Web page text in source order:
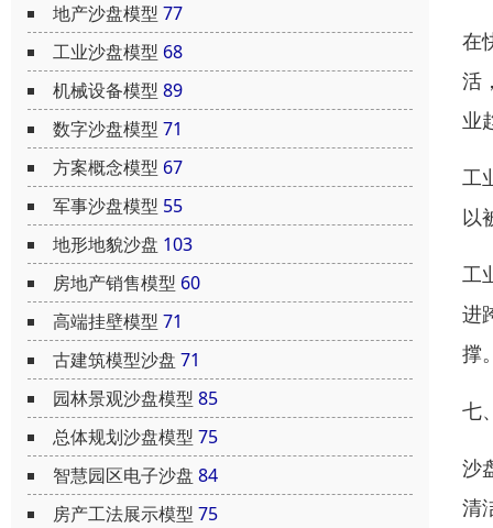
地产沙盘模型 77
工业沙盘模型 68
机械设备模型 89
数字沙盘模型 71
方案概念模型 67
军事沙盘模型 55
地形地貌沙盘 103
房地产销售模型 60
高端挂壁模型 71
古建筑模型沙盘 71
园林景观沙盘模型 85
总体规划沙盘模型 75
智慧园区电子沙盘 84
房产工法展示模型 75
在
活
业
工
以
工
进
撑
七
沙
清